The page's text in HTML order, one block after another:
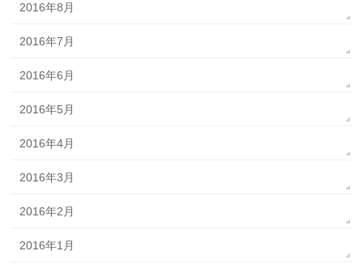
2016年8月
2016年7月
2016年6月
2016年5月
2016年4月
2016年3月
2016年2月
2016年1月